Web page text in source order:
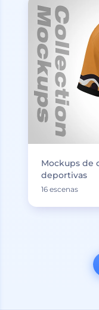
Mockups de
deportivas
16 escenas